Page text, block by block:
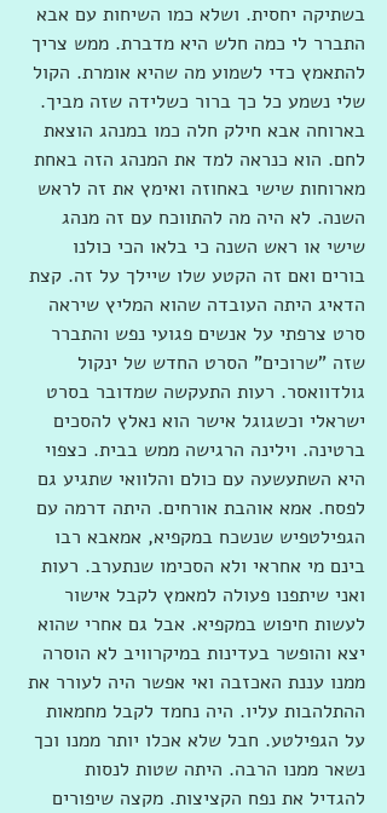
בשתיקה יחסית. ושלא כמו השיחות עם אבא
התברר לי כמה חלש היא מדברת. ממש צריך
להתאמץ כדי לשמוע מה שהיא אומרת. הקול
שלי נשמע כל כך ברור כשלידה שזה מביך.
בארוחה אבא חילק חלה כמו במנהג הוצאת
לחם. הוא כנראה למד את המנהג הזה באחת
מארוחות שישי באחוזה ואימץ את זה לראש
השנה. לא היה מה להתווכח עם זה מנהג
שישי או ראש השנה כי בלאו הכי כולנו
בורים ואם זה הקטע שלו שיילך על זה. קצת
הדאיג היתה העובדה שהוא המליץ שיראה
סרט צרפתי על אנשים פגועי נפש והתברר
שזה "שרוכים" הסרט החדש של ינקול
גולדוואסר. רעות התעקשה שמדובר בסרט
ישראלי וכשגוגל אישר הוא נאלץ להסכים
ברטינה. וילינה הרגישה ממש בבית. כצפוי
היא השתעשעה עם כולם והלוואי שתגיע גם
לפסח. אמא אוהבת אורחים. היתה דרמה עם
הגפילטפיש שנשכח במקפיא, אמאבא רבו
בינם מי אחראי ולא הסכימו שנתערב. רעות
ואני שיתפנו פעולה למאמץ לקבל אישור
לעשות חיפוש במקפיא. אבל גם אחרי שהוא
יצא והופשר בעדינות במיקרוויב לא הוסרה
ממנו עננת האכזבה ואי אפשר היה לעורר את
ההתלהבות עליו. היה נחמד לקבל מחמאות
על הגפילטע. חבל שלא אכלו יותר ממנו וכך
נשאר ממנו הרבה. היתה שטות לנסות
להגדיל את נפח הקציצות. מקצה שיפורים